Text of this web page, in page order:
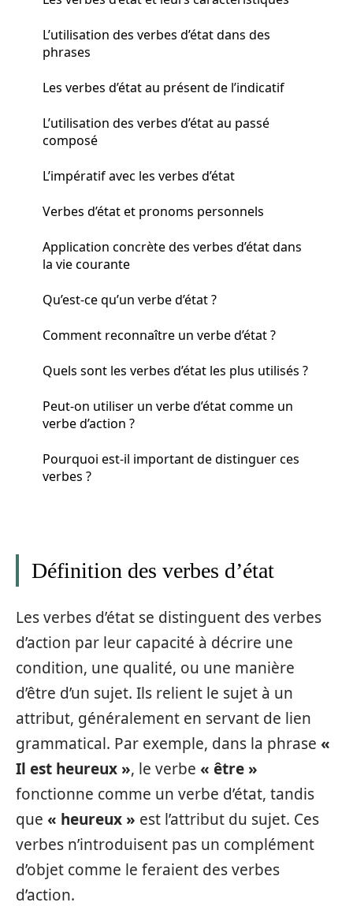
L’utilisation des verbes d’état dans des
phrases
Les verbes d’état au présent de l’indicatif
L’utilisation des verbes d’état au passé
composé
L’impératif avec les verbes d’état
Verbes d’état et pronoms personnels
Application concrète des verbes d’état dans
la vie courante
Qu’est-ce qu’un verbe d’état ?
Comment reconnaître un verbe d’état ?
Quels sont les verbes d’état les plus utilisés ?
Peut-on utiliser un verbe d’état comme un
verbe d’action ?
Pourquoi est-il important de distinguer ces
verbes ?
Définition des verbes d’état
Les verbes d’état se distinguent des verbes
d’action par leur capacité à décrire une
condition, une qualité, ou une manière
d’être d’un sujet. Ils relient le sujet à un
attribut, généralement en servant de lien
grammatical. Par exemple, dans la phrase «
Il est heureux », le verbe « être »
fonctionne comme un verbe d’état, tandis
que « heureux » est l’attribut du sujet. Ces
verbes n’introduisent pas un complément
d’objet comme le feraient des verbes
d’action.